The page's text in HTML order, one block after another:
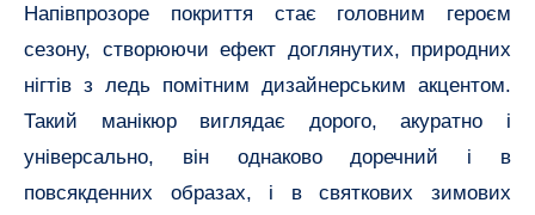
Напівпрозоре покриття стає головним героєм
сезону, створюючи ефект доглянутих, природних
нігтів з ледь помітним дизайнерським акцентом.
Такий манікюр виглядає дорого, акуратно і
універсально, він однаково доречний і в
повсякденних образах, і в святкових зимових